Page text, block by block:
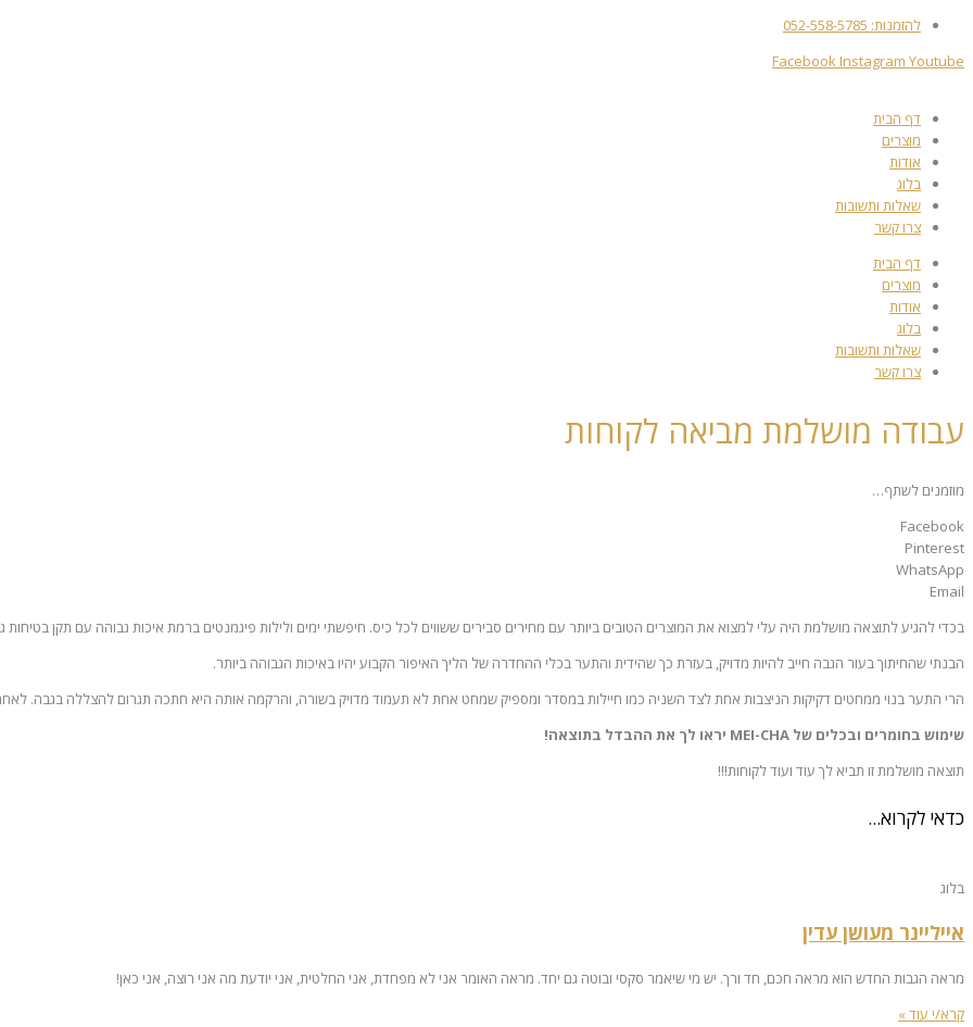
להזמנות: 052-558-5785
FacebookInstagram Youtube
דף הבית
מוצרים
אודות
בלוג
שאלות ותשובות
צרו קשר
דף הבית
מוצרים
אודות
בלוג
שאלות ותשובות
צרו קשר
עבודה מושלמת מביאה לקוחות
מוזמנים לשתף…
Facebook
Pinterest
WhatsApp
Email
בכדי להגיע לתוצאה מושלמת היה עלי למצוא את המוצרים הטובים ביותר עם מחירים סבירים ששווים לכל כיס. חיפשתי ימים ולילות פיגמנטים ברמת איכות גבוהה עם תקן
הבנתי שהחיתוך בעור הגבה חייב להיות מדויק, בעזרת כך שהידית והתער בכלי ההחדרה של הליך האיפור הקבוע יהיו באיכות הגבוהה ביותר.
הרי התער בנוי ממחטים דקיקות הניצבות אחת לצד השניה כמו חיילות במסדר ומספיק שמחט אחת לא תעמוד מדויק בשורה, והרקמה אותה היא חתכה תגרום להצללה בגבה.
שימוש בחומרים ובכלים של MEI-CHA יראו לך את ההבדל בתוצאה!
תוצאה מושלמת זו תביא לך עוד ועוד לקוחות!!!
כדאי לקרוא...
בלוג
אייליינר מעושן עדין
מראה הגבות החדש הוא מראה חכם, חד ורך. יש מי שיאמר סקסי ובוטה גם יחד. מראה האומר אני לא מפחדת, אני החלטית, אני יודעת מה אני רוצה, אני כאן!
קרא/י עוד »